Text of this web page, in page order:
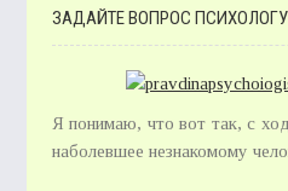
ЗАДАЙТЕ ВОПРОС ПСИХОЛОГУ
Я понимаю, что вот так, с
наболевшее незнакомому